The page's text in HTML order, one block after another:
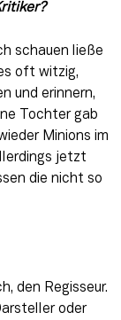
schauen ließe
oft witzig,
und erinnern,
Tochter gab
Minions im
jetzt
die nicht so
den Regisseur.
oder